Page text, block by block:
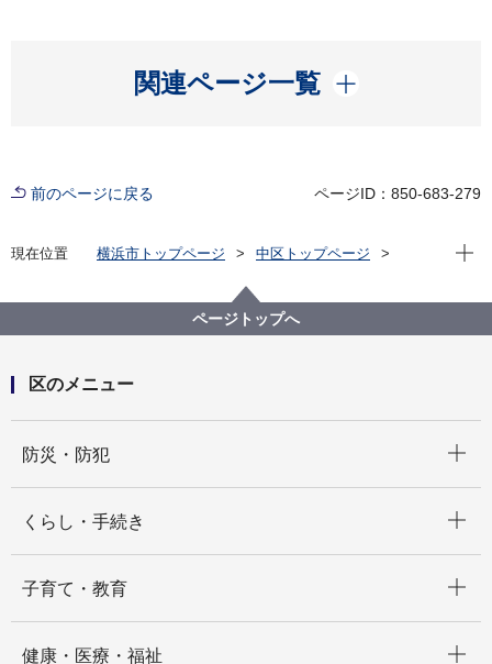
関連ページ一覧
開く
前のページに戻る ページID：850-683-279
現在位置 横浜市トップページ
中区トップページ
現在
ページトップへ
区のメニュー
防災・防犯
くらし・手続き
子育て・教育
健康・医療・福祉